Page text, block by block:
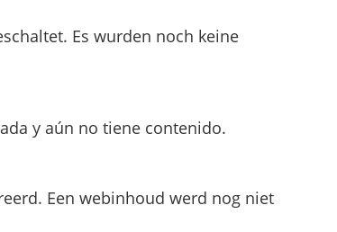
Es wurden noch keine
y aún no tiene contenido.
Een webinhoud werd nog niet